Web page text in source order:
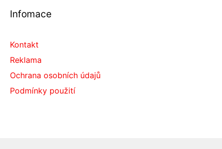
Infomace
Kontakt
Reklama
Ochrana osobních údajů
Podmínky použití